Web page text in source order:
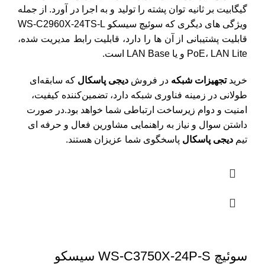
گیگابیت بر ثانیه توان پشته را تولید و به اجرا در آورد. از جمله
ویژگی های دیگری که سوئیچ سیسکو WS-C2960X-24TS-L
قابلیت پشتیبانی از آن ها را دارد، قابلیت رابط مدیریت شده،
PoE، LAN Lite و یا LAN Base است.
خریدتجهیزات شبکه در فروش دیجی پاسکال که سابقه‌ای
طولانی در زمینه فناوری شبکه دارد، تضمین‌کننده کیفیت،
امنیت و دوام زیرساخت ارتباطی شما خواهد بود.در صورت
داشتن سوال و نیاز به راهنمایی مشاورین فعال و حرفه ای
تیم دیجی پاسکال پاسخگوی شما عزیزان هستند.
سوئیچ WS-C3750X-24P-S سیسکو